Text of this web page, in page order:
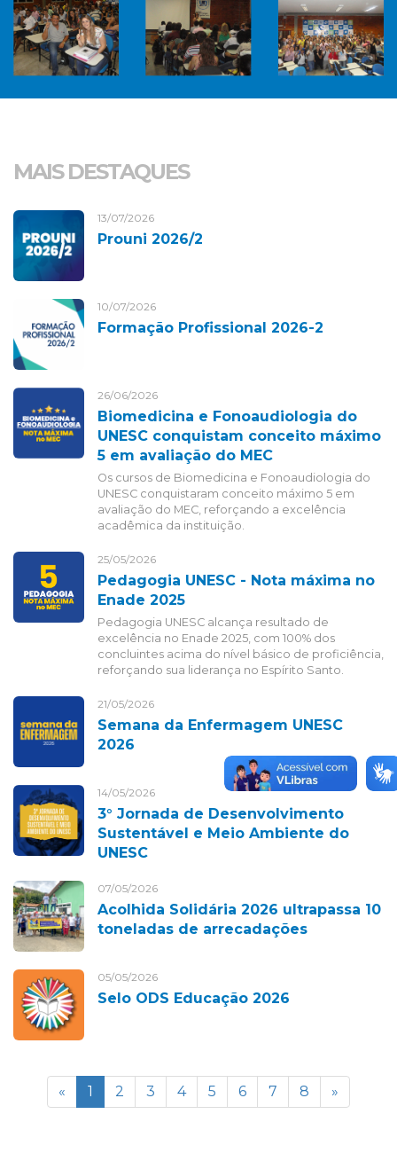
MAIS DESTAQUES
13/07/2026
Prouni 2026/2
10/07/2026
Formação Profissional 2026-2
26/06/2026
Biomedicina e Fonoaudiologia do
UNESC conquistam conceito máximo
5 em avaliação do MEC
Os cursos de Biomedicina e Fonoaudiologia do
UNESC conquistaram conceito máximo 5 em
avaliação do MEC, reforçando a excelência
acadêmica da instituição.
25/05/2026
Pedagogia UNESC - Nota máxima no
Enade 2025
Pedagogia UNESC alcança resultado de
excelência no Enade 2025, com 100% dos
concluintes acima do nível básico de proficiência,
reforçando sua liderança no Espírito Santo.
21/05/2026
Semana da Enfermagem UNESC
2026
14/05/2026
3° Jornada de Desenvolvimento
Sustentável e Meio Ambiente do
UNESC
07/05/2026
Acolhida Solidária 2026 ultrapassa 10
toneladas de arrecadações
05/05/2026
Selo ODS Educação 2026
« 1 2 3 4 5 6 7 8 »